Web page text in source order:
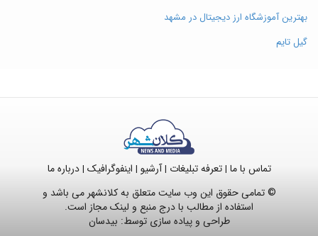
بهترین آموزشگاه ارز دیجیتال در مشهد
گیل تایم
تماس با ما |تعرفه تبلیغات |آرشیو | اینفوگرافیک |درباره ما
© تمامی حقوق این وب سایت متعلق به کلانشهر می باشد و
استفاده از مطالب با درج منبع و لینک مجاز است.
طراحی و پیاده سازی توسط: بیدسان